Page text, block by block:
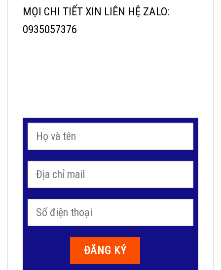
MỌI CHI TIẾT XIN LIÊN HỆ ZALO:
0935057376